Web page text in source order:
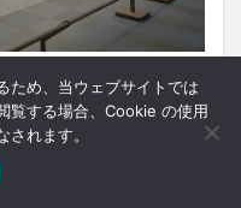
『桜花浄苑雙図（おうか
ため、当ウェブサイトでは
覧する場合、Cookie の使用
れます。